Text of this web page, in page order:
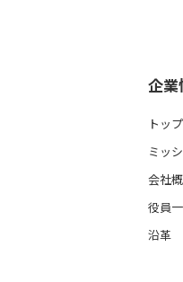
企業
トッ
ミッ
会社
役員
沿革